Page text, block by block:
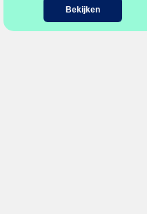
Bekijken